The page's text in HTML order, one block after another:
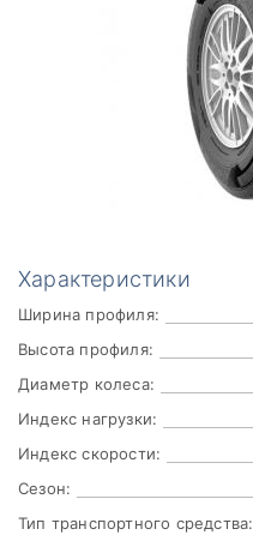
Характеристики
Ширина профиля:
Высота профиля:
Диаметр колеса:
Индекс нагрузки:
Индекс скорости:
Сезон:
Тип транспортного средства: